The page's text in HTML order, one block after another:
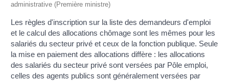
administrative (Première ministre)
Les règles d'inscription sur la liste des demandeurs d'emploi
et le calcul des allocations chômage sont les mêmes pour les
salariés du secteur privé et ceux de la fonction publique. Seule
la mise en paiement des allocations diffère : les allocations
des salariés du secteur privé sont versées par Pôle emploi,
celles des agents publics sont généralement versées par